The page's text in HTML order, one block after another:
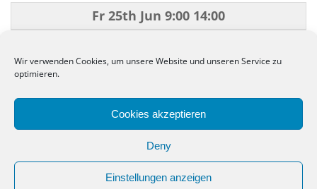
Wir verwenden Cookies, um unsere Website und unseren Service zu
optimieren.
Cookies akzeptieren
Deny
Einstellungen anzeigen
Fr 25th Jun 9:00 14:00